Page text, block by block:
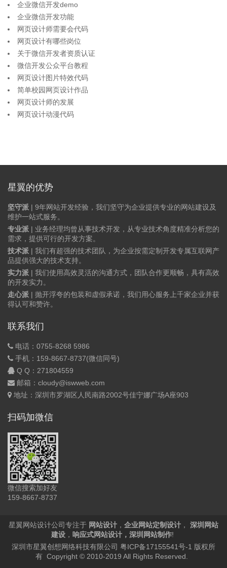
企业微信开发demo
企业微信开发功能
网页设计师需要会代码
网页设计有哪些岗位
关于微信开发者资质认证
微信开发公众平台教程
网页设计图片特效代码
简单校园网页设计作品
网页设计师的发展
网页设计动漫代码
星翼的优势
坚守派 | 9年网站开发经验，我们坚守为企业提供专业的网站建设及
维护一站式服务。
专业派 | 业务经理均曾从事技术开发，从专业技术角度精准分析您的
需求，提供可行的开发方案。
技术派 | 我们有超强的技术团队，为企业按需定制开发专属互联网产
品提供强大的技术支持。
实力派 | 我们使用高效灵活的沟通方式，团队合作更顺畅，具有高效
的开发实力。
走心派 | 抛开浮夸的包装和虚假承诺，我们用心服务上千家企业并获
得认可和赞许。
联系我们
电话：0755-8268 5986
手机：159-8667-8737(微信同号)
Q Q： 271804559
邮箱：cloudy@iswweb.com
地址：深圳市罗湖区人民南路2002号佳宁娜广场A座903
扫码加微信
微信搜索加好友
159-8667-8737
星翼网站设计公司专注于 网站设计 ， 企业网站定制设计 ，
深圳网站
建设 ， 响应式网站设计 ， 深圳网站制作!
深圳市星翼创想网络科技有限公司 粤ICP备17155541号-1 版权所
有 Copyright © 2010-2019 All Rights Reserved.